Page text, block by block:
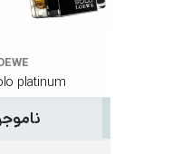
solo platinum